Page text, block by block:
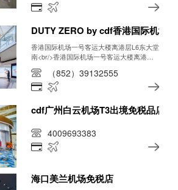
DUTY ZERO by cdf香港国际机场
香港国际机场一号客运大楼离港层L6东大堂
南<br/>香港国际机场一号客运大楼离港层
楼抵港层L5（852）39132555
cdf广州白云机场T3出境免税品店
4009693383
海口美兰机场免税店